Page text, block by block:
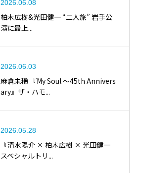
2026.06.08
柏木広樹&光田健一 “二人旅” 岩手公
演に最上...
2026.06.03
麻倉未稀 『My Soul ～45th Annivers
ary』ザ・ハモ...
2026.05.28
『清水陽介 × 柏木広樹 × 光田健一
スペシャルトリ...